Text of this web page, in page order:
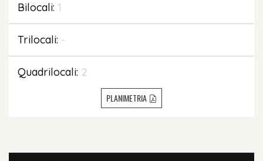
Bilocali: 1
Trilocali: -
Quadrilocali: 2
PLANIMETRIA